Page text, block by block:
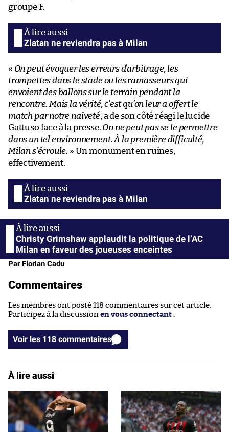
groupe F.
Zlatan ne reviendra pas à Milan
« On peut évoquer les erreurs d’arbitrage, les
trompettes dans le stade ou les ramasseurs qui
envoient des ballons sur le terrain pendant la
rencontre. Mais la vérité, c’est qu’on leur a offert le
match par notre naïveté, a de son côté réagi le lucide
Gattuso face à la presse. On ne peut pas se le permettre
dans un tel environnement. À la première difficulté,
Milan s’écroule. » Un monument en ruines,
effectivement.
Zlatan ne reviendra pas à Milan
Christy Grimshaw applaudit la politique de l’AC
Milan en faveur des joueuses enceintes
Par Florian Cadu
Commentaires
Les membres ont posté 118 commentaires sur cet article.
Participez à la discussion en vous connectant
Voir les 118 commentaires
À lire aussi